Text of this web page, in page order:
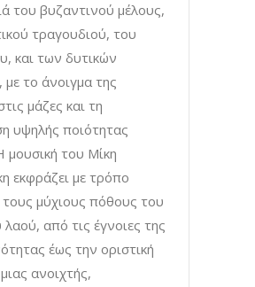
του βυζαντινού μέλους,
τραγουδιού, του
και των δυτικών
το άνοιγμα της
μάζες και τη
υψηλής ποιότητας
μουσική του Μίκη
εκφράζει με τρόπο
τους μύχιους πόθους του
λαού, από τις έγνοιες της
έως την οριστική
ανοιχτής,